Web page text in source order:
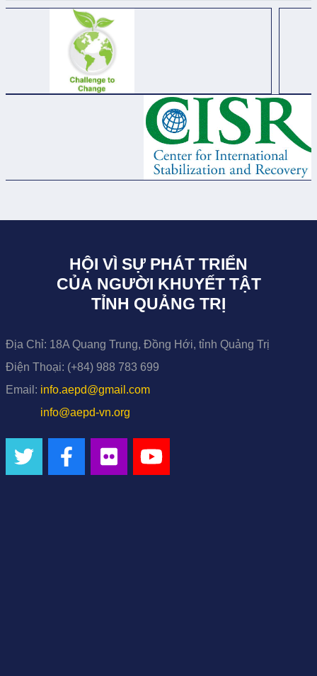
HỘI VÌ SỰ PHÁT TRIỂN
CỦA NGƯỜI KHUYẾT TẬT
TỈNH QUẢNG TRỊ
Địa Chỉ: 18A Quang Trung, Đồng Hới, tỉnh Quảng Trị
Điện Thoại: (+84) 988 783 699
Email: info.aepd@gmail.com
info@aepd-vn.org